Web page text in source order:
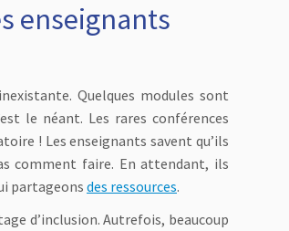
enseignants
Quelques modules sont
le néant. Les rares conférences
! Les enseignants savent qu’ils
comment faire. En attendant, ils
partageons des ressources.
d’inclusion. Autrefois, beaucoup